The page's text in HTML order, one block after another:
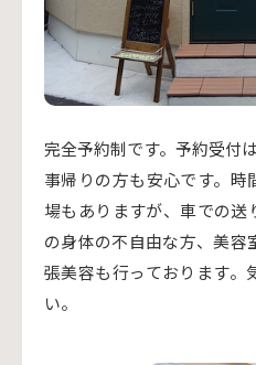
完全予約制です。予約受付
事帰りの方も安心です。
場もありますが、車での送
の身体の不自由な方、美容
張美容も行っております。
い。